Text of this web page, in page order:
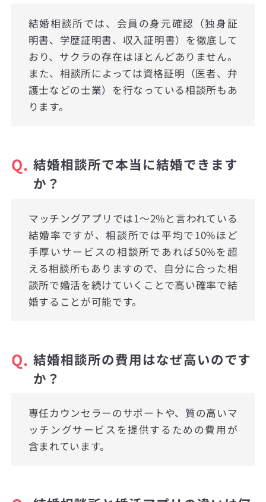
結婚相談所では、会員の身元確認（独身証
明書、学歴証明書、収入証明書）を徹底して
おり、サクラの存在はほとんどありません。
また、相談所によっては資格証明（医者、弁
護士などの士業）を行なっている相談所もあ
ります。
Q. 結婚相談所で本当に結婚できます
か？
マッチングアプリでは1〜2%と言われている
結婚率ですが、相談所では平均で10%ほど
手厚いサービスの相談所であれば50%を超
える相談所もありますので、自分に合った相
談所で婚活を続けていくことで高い確率で結
婚することが可能です。
Q. 結婚相談所の費用はなぜ高いのです
か？
専任カウンセラーのサポートや、質の高いマ
ッチングサービスを提供するための費用が
含まれています。